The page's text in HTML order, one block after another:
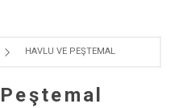
HAVLU VE PEŞTEMAL